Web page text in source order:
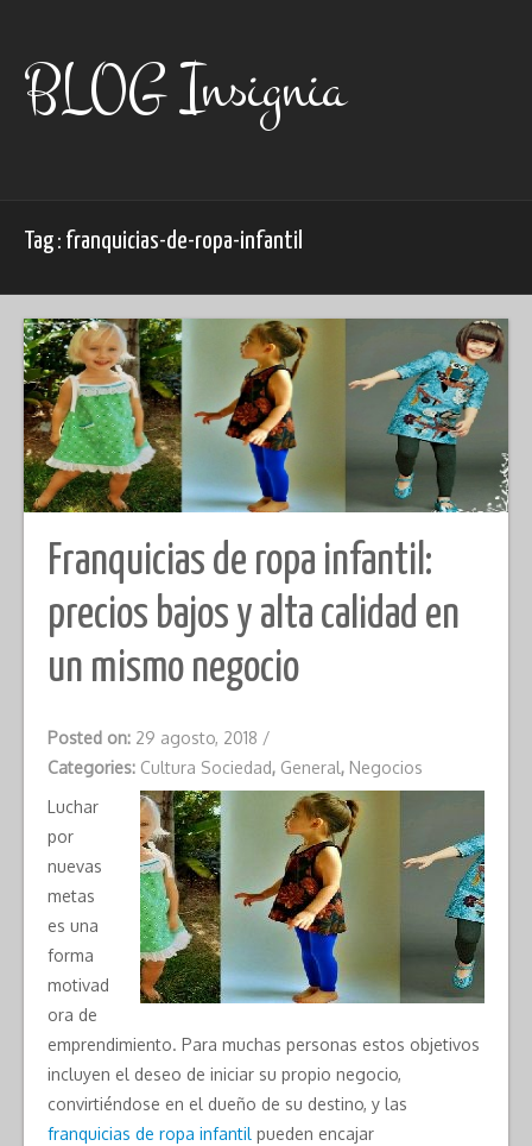
contentBLOG Insignia
Tag : franquicias-de-ropa-infantil
Franquicias de ropa infantil:
precios bajos y alta calidad en
un mismo negocio
Posted on: 29 agosto, 2018 /
Categories: Cultura Sociedad, General, Negocios
Luchar
por
nuevas
metas
es una
forma
motivad
ora de
emprendimiento. Para muchas personas estos objetivos
incluyen el deseo de iniciar su propio negocio,
convirtiéndose en el dueño de su destino, y las
franquicias de ropa infantil pueden encajar